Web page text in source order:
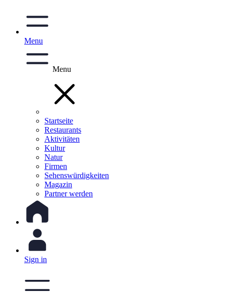
Menu
Menu
Startseite
Restaurants
Aktivitäten
Kultur
Natur
Firmen
Sehenswürdigkeiten
Magazin
Partner werden
Sign in